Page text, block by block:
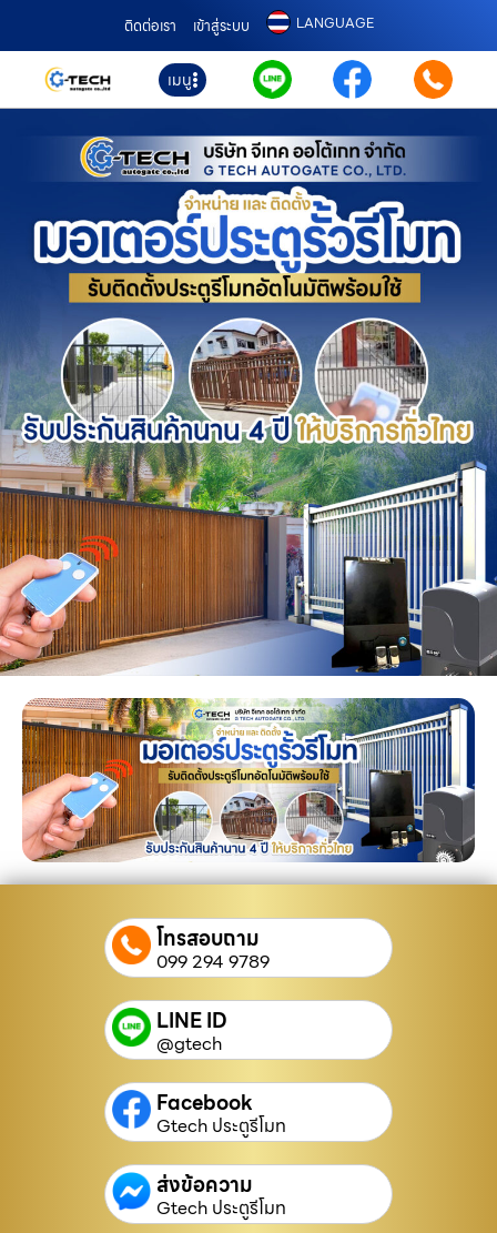
ติดต่อเรา เข้าสู่ระบบ LANGUAGE
เมนู
โทรสอบถาม
099 294 9789
LINE ID
@gtech
Facebook
Gtech ประตูรีโมท
ส่งข้อความ
Gtech ประตูรีโมท